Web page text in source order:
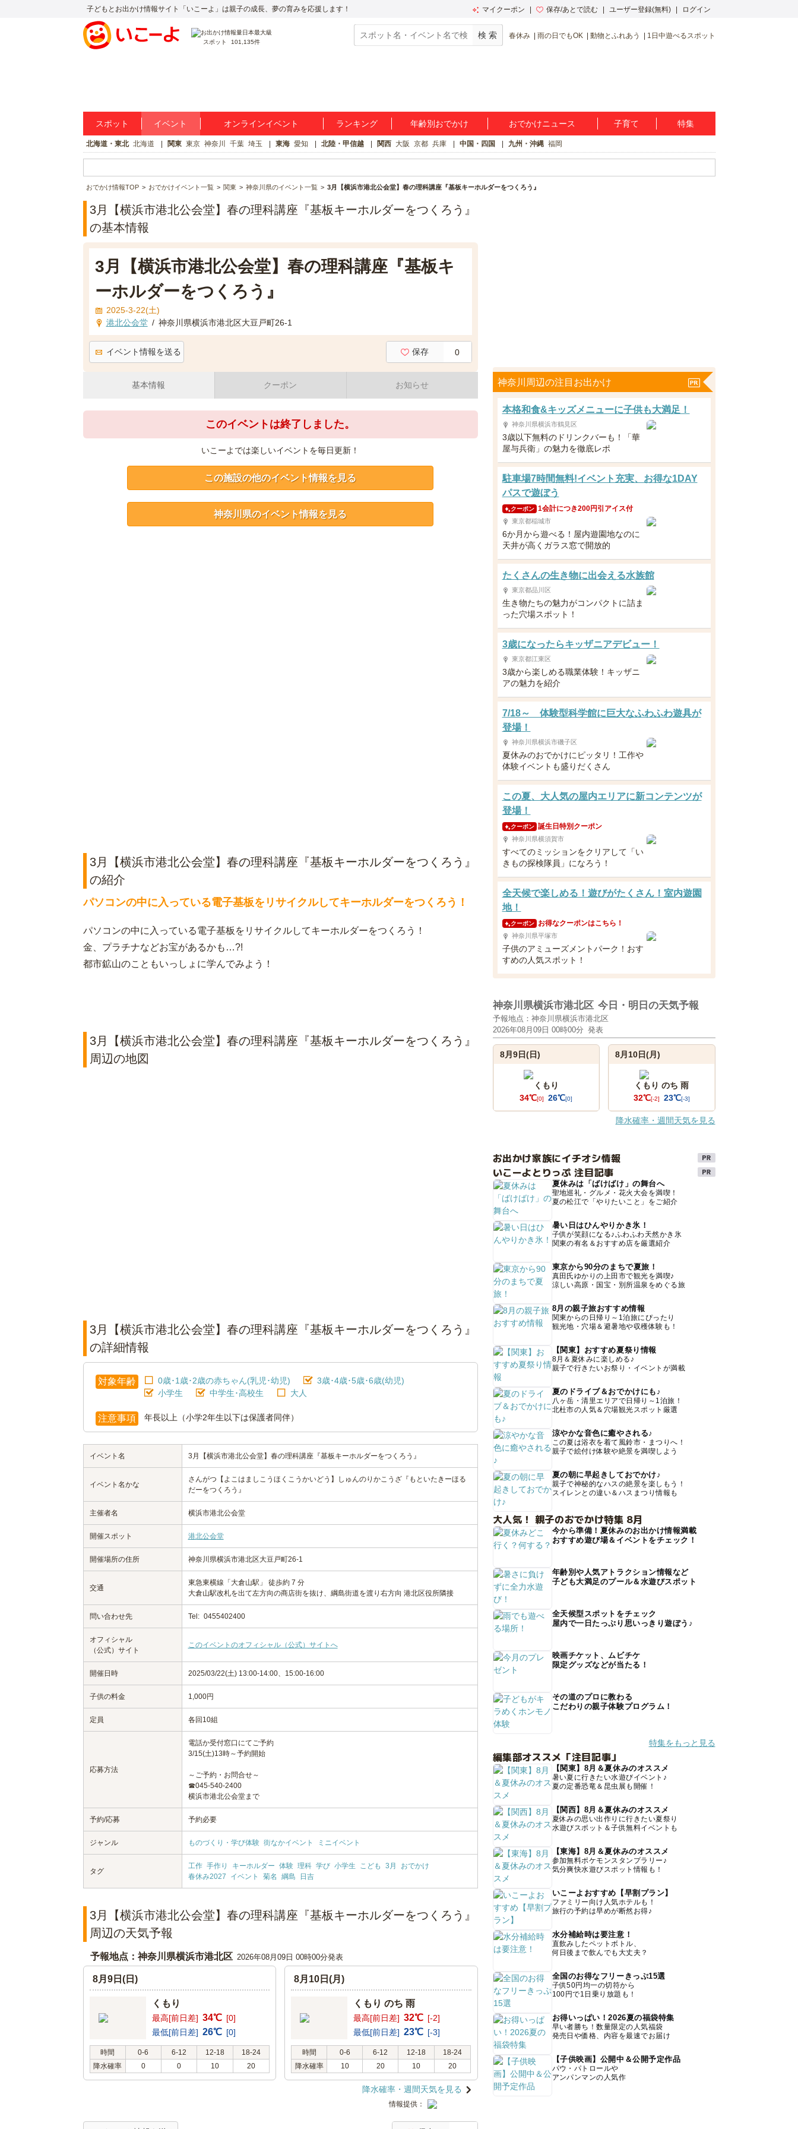
子どもとお出かけ情報サイト「いこーよ」は親子の成長、夢の育みを応援します！ マイクーポン 保存/あとで読む ユーザー登録(無料) ログイン
スポット 101,135件
春休み 雨の日でもOK 動物とふれあう 1日中遊べるスポット
スポット イベント オンラインイベント ランキング 年齢別おでかけ おでかけニュース 子育て 特集
北海道・東北 北海道 関東 東京 神奈川 千葉 埼玉 東海 愛知 北陸・甲信越 関西 大阪 京都 兵庫 中国・四国 九州・沖縄 福岡
おでかけ情報TOP おでかけイベント一覧 関東 神奈川県のイベント一覧 3月【横浜市港北公会堂】春の理科講座『基板キーホルダーをつくろう』
3月【横浜市港北公会堂】春の理科講座『基板キーホルダーをつくろう』
の基本情報
3月【横浜市港北公会堂】春の理科講座『基板キ
ーホルダーをつくろう』
2025-3-22(土)
港北公会堂 / 神奈川県横浜市港北区大豆戸町26-1
イベント情報を送る 保存 0
基本情報 クーポン お知らせ
このイベントは終了しました。
いこーよでは楽しいイベントを毎日更新！
この施設の他のイベント情報を見る
神奈川県のイベント情報を見る
3月【横浜市港北公会堂】春の理科講座『基板キーホルダーをつくろう』
の紹介
パソコンの中に入っている電子基板をリサイクルしてキーホルダーをつくろう！
パソコンの中に入っている電子基板をリサイクルしてキーホルダーをつくろう！
金、プラチナなどお宝があるかも…?!
都市鉱山のこともいっしょに学んでみよう！
3月【横浜市港北公会堂】春の理科講座『基板キーホルダーをつくろう』
周辺の地図
3月【横浜市港北公会堂】春の理科講座『基板キーホルダーをつくろう』
の詳細情報
対象年齢 0歳･1歳･2歳の赤ちゃん(乳児･幼児)
3歳･4歳･5歳･6歳(幼児)
小学生
中学生･高校生 大人
注意事項 年長以上（小学2年生以下は保護者同伴）
イベント名 3月【横浜市港北公会堂】春の理科講座『基板キーホルダーをつくろう』
イベント名かな
さんがつ【よこはましこうほくこうかいどう】しゅんのりかこうざ『もといたきーほる
だーをつくろう』
主催者名 横浜市港北公会堂
開催スポット 港北公会堂
開催場所の住所 神奈川県横浜市港北区大豆戸町26-1
交通
東急東横線「大倉山駅」 徒歩約 7 分
大倉山駅改札を出て左方向の商店街を抜け、綱島街道を渡り右方向 港北区役所隣接
問い合わせ先 Tel: 0455402400
オフィシャル
（公式）サイト
このイベントのオフィシャル（公式）サイトへ
開催日時 2025/03/22(土) 13:00-14:00、15:00-16:00
子供の料金 1,000円
定員 各回10組
応募方法
電話か受付窓口にてご予約
3/15(土)13時～予約開始
～ご予約・お問合せ～
☎045-540-2400
横浜市港北公会堂まで
予約/応募 予約必要
ジャンル ものづくり・学び体験 街なかイベント ミニイベント
タグ
工作 手作り キーホルダー 体験 理科 学び 小学生 こども 3月
おでかけ
春休み2027
イベント 菊名 綱島 日吉
3月【横浜市港北公会堂】春の理科講座『基板キーホルダーをつくろう』
周辺の天気予報
予報地点：神奈川県横浜市港北区 2026年08月09日 00時00分発表
8月9日(日)
くもり
最高[前日差] 34℃ [0]
最低[前日差] 26℃ [0]
時間 0-6 6-12 12-18
18-24
降水確率
0 0 10 20
8月10日(月)
くもり のち 雨
最高[前日差] 32℃ [-2]
最低[前日差] 23℃ [-3]
時間 0-6 6-12 12-18
18-24
降水確率
10 20 10 20
降水確率・週間天気を見る
情報提供：
神奈川周辺の注目お出かけ
本格和食&キッズメニューに子供も大満足！
神奈川県横浜市鶴見区
3歳以下無料のドリンクバーも！「華
屋与兵衛」の魅力を徹底レポ
駐車場7時間無料!イベント充実、お得な1DAY
パスで遊ぼう
クーポン 1会計につき200円引アイス付
東京都稲城市
6か月から遊べる！屋内遊園地なのに
天井が高くガラス窓で開放的
たくさんの生き物に出会える水族館
東京都品川区
生き物たちの魅力がコンパクトに詰ま
った穴場スポット！
3歳になったらキッザニアデビュー！
東京都江東区
3歳から楽しめる職業体験！キッザニ
アの魅力を紹介
7/18～ 体験型科学館に巨大なふわふわ遊具が
登場！
神奈川県横浜市磯子区
夏休みのおでかけにピッタリ！工作や
体験イベントも盛りだくさん
この夏、大人気の屋内エリアに新コンテンツが
登場！
クーポン 誕生日特別クーポン
神奈川県横須賀市
すべてのミッションをクリアして「い
きもの探検隊員」になろう！
全天候で楽しめる！遊びがたくさん！室内遊園
地！
クーポン お得なクーポンはこちら！
神奈川県平塚市
子供のアミューズメントパーク！おす
すめの人気スポット！
神奈川県横浜市港北区 今日・明日の天気予報
予報地点：神奈川県横浜市港北区
2026年08月09日 00時00分 発表
8月9日(日)
くもり
34℃[0] 26℃[0]
8月10日(月)
くもり のち 雨
32℃[-2] 23℃[-3]
降水確率・週間天気を見る
お出かけ家族にイチオシ情報
いこーよとりっぷ 注目記事
夏休みは「ばけばけ」の舞台へ
聖地巡礼・グルメ・花火大会を満喫！
夏の松江で「やりたいこと」をご紹介
暑い日はひんやりかき氷！
子供が笑顔になる♪ふわふわ天然かき氷
関東の有名＆おすすめ店を厳選紹介
東京から90分のまちで夏旅！
真田氏ゆかりの上田市で観光を満喫♪
涼しい高原・国宝・別所温泉をめぐる旅
8月の親子旅おすすめ情報
関東からの日帰り～1泊旅にぴったり
観光地・穴場＆避暑地や収穫体験も！
【関東】おすすめ夏祭り情報
8月＆夏休みに楽しめる♪
親子で行きたいお祭り・イベントが満載
夏のドライブ＆おでかけにも♪
八ヶ岳・清里エリアで日帰り～1泊旅！
北杜市の人気＆穴場観光スポット厳選
涼やかな音色に癒やされる♪
この夏は浴衣を着て風鈴市・まつりへ！
親子で絵付け体験や絶景を満喫しよう
夏の朝に早起きしておでかけ♪
親子で神秘的なハスの絶景を楽しもう！
スイレンとの違い＆ハスまつり情報も
大人気！ 親子のおでかけ特集 8月
今から準備！夏休みのお出かけ情報満載
おすすめ遊び場＆イベントをチェック！
年齢別や人気アトラクション情報など
子ども大満足のプール＆水遊びスポット
全天候型スポットをチェック
屋内で一日たっぷり思いっきり遊ぼう♪
映画チケット、ムビチケ
限定グッズなどが当たる！
その道のプロに教わる
こだわりの親子体験プログラム！
特集をもっと見る
編集部オススメ「注目記事」
【関東】8月＆夏休みのオススメ
暑い夏に行きたい水遊びイベント♪
夏の定番恐竜＆昆虫展も開催！
【関西】8月＆夏休みのオススメ
夏休みの思い出作りに行きたい夏祭り
水遊びスポット＆子供無料イベントも
【東海】8月＆夏休みのオススメ
参加無料ポケモンスタンプラリー♪
気分爽快水遊びスポット情報も！
いこーよおすすめ【早割プラン】
ファミリー向け人気ホテルも！
旅行の予約は早めが断然お得♪
水分補給時は要注意！
直飲みしたペットボトル、
何日後まで飲んでも大丈夫？
全国のお得なフリーきっぷ15選
子供50円均一の切符から
100円で1日乗り放題も！
お得いっぱい！2026夏の福袋特集
早い者勝ち！数量限定の人気福袋
発売日や価格、内容を最速でお届け
【子供映画】公開中＆公開予定作品
パウ・パトロールや
アンパンマンの人気作